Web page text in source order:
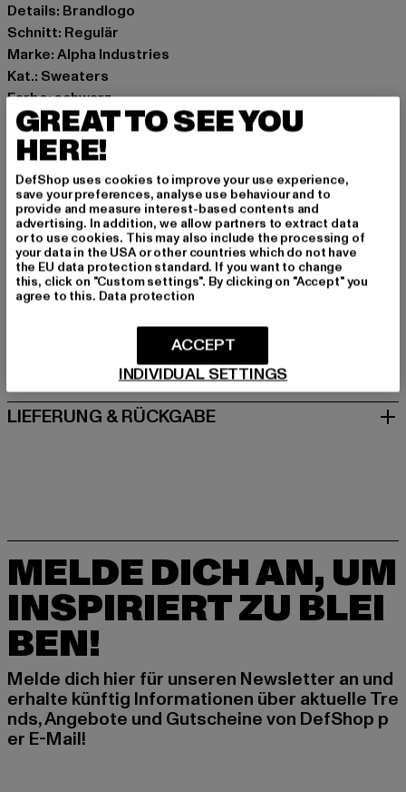
Details: Brandlogo
Schnitt: Regulär
Marke: Alpha Industries
Kat.: Sweaters
Farbe: schwarz
Hersteller Farbe: black/gold
Materialzusammensetzung: 70% Baumwolle, 30%
Polyester
Art.Nr: 146311-01217
Hersteller: Alpha Industries Textilvertriebs GmbH & Co.
KG |customerservice@alphaindustries.eu
Siemensstraße 11 | 63263 Neu-Isenburg | DE
GRÖSSE & PASSFORM
PFLEGEHINWEISE
LIEFERUNG & RÜCKGABE
MELDE DICH AN, UM
INSPIRIERT ZU BLEI
BEN!
Melde dich hier für unseren Newsletter an und
erhalte künftig Informationen über aktuelle Tre
nds, Angebote und Gutscheine von DefShop p
er E-Mail!
GREAT TO SEE YOU
HERE!
DefShop uses cookies to improve your use experience,
save your preferences, analyse use behaviour and to
provide and measure interest-based contents and
advertising. In addition, we allow partners to extract data
or to use cookies. This may also include the processing of
your data in the USA or other countries which do not have
the EU data protection standard. If you want to change
this, click on "Custom settings". By clicking on "Accept" you
agree to this. Data protection
INDIVIDUAL SETTINGS
ACCEPT